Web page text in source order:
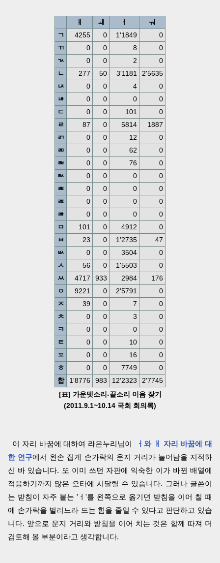
[표] 가운뎃소리-끝소리 이음 잦기
(2011.9.1~10.14 국회 회의록)
ㅐ ㅙ ㅓ
ㅝ
ㄱ
4255 0 1'1849
0
ㄲ
0 0 8
0
ㄳ
0 0 2
0
ㄴ
277 50 3'1181
2'5635
ㄵ
0 0 4
0
ㄶ
0 0 0
0
ㄷ
0 0 101
0
ㄹ
87 0 5814
1887
ㄺ
0 0 12
0
ㄻ
0 0 62
0
ㄼ
0 0 76
0
ㄽ
0 0 0
0
ㄾ
0 0 0
0
ㄿ
0 0 0
0
ㅀ
0 0 0
0
ㅁ
101 0 4912
0
ㅂ
23 0 1'2735
47
ㅄ
0 0 3504
0
ㅅ
56 0 1'5503
0
ㅆ
4717 933 2984
176
ㅇ
9221 0 2'5791
0
ㅈ
39 0 7
0
ㅊ
0 0 3
0
ㅋ
0 0 0
0
ㅌ
0 0 10
0
ㅍ
0 0 16
0
ㅎ
0 0 7749
0
합
1'8776 983 12'2323 2'7745
이 자리 바꿈에 대하여 라온누리님이
ㅓ와 ㅐ 자리 바꿈에 대
한 연구에서 왼손 집게 손가락의 운지 거리가 늘어남을 지적하
신 바 있습니다. 또 이미 쓰던 자판에 익숙한 이가 바뀐 배열에
적응하기까지 많은 오타에 시달릴 수 있습니다. 그러나 글쓴이
는 받침이 자주 붙는 'ㅓ'를 왼쪽으로 옮기면 받침을 이어 칠 때
에 손가락을 벌리느라 드는 힘을 줄일 수 있다고 판단하고 있습
니다. 앞으로 운지 거리와 받침을 이어 치는 것은 함께 따져 더
검토해 볼 부분이라고 생각합니다.